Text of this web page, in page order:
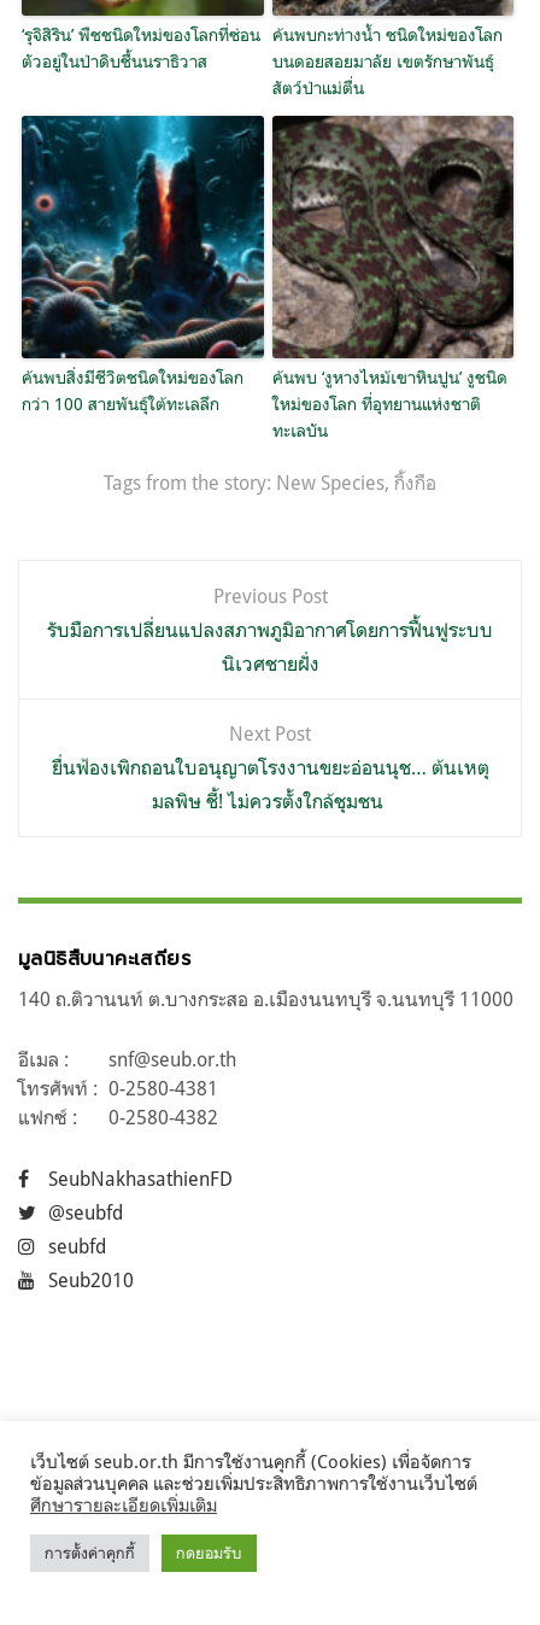
‘รุจิสิริน’ พืชชนิดใหม่ของโลกที่ซ่อน
ตัวอยู่ในป่าดิบชื้นนราธิวาส
ค้นพบกะท่างน้ำ ชนิดใหม่ของโลก
บนดอยสอยมาลัย เขตรักษาพันธุ์
สัตว์ป่าแม่ตื่น
ค้นพบสิ่งมีชีวิตชนิดใหม่ของโลก
กว่า 100 สายพันธุ์ใต้ทะเลลึก
ค้นพบ ‘งูหางไหม้เขาหินปูน’ งูชนิด
ใหม่ของโลก ที่อุทยานแห่งชาติ
ทะเลบัน
Tags from the story: New Species, กิ้งกือ
เรื่อง
Previous Post
รับมือการเปลี่ยนแปลงสภาพภูมิอากาศโดยการฟื้นฟูระบบ
นิเวศชายฝั่ง
Next Post
ยื่นฟ้องเพิกถอนใบอนุญาตโรงงานขยะอ่อนนุช… ต้นเหตุ
มลพิษ ชี้! ไม่ควรตั้งใกล้ชุมชน
มูลนิธิสืบนาคะเสถียร
140 ถ.ติวานนท์ ต.บางกระสอ อ.เมืองนนทบุรี จ.นนทบุรี 11000
อีเมล :
snf@seub.or.th
โทรศัพท์ : 0-2580-4381
แฟกซ์ :
0-2580-4382
SeubNakhasathienFD
@seubfd
seubfd
Seub2010
©2017 Seub.or.th
เว็บไซต์ seub.or.th มีการใช้งานคุกกี้ (Cookies) เพื่อจัดการ
ข้อมูลส่วนบุคคล และช่วยเพิ่มประสิทธิภาพการใช้งานเว็บไซต์
ศึกษารายละเอียดเพิ่มเติม
การตั้งค่าคุกกี้ กดยอมรับ